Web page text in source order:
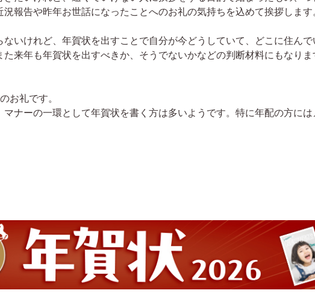
報告や昨年お世話になったことへのお礼の気持ちを込めて挨拶します
いけれど、年賀状を出すことで自分が今どうしていて、どこに住ん
来年も年賀状を出すべきか、そうでないかなどの判断材料にもなり
お礼です。
ナーの一環として年賀状を書く方は多いようです。特に年配の方に